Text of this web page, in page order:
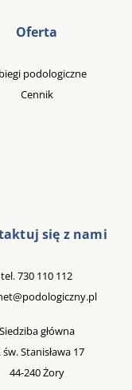
Oferta
podologiczne
Cennik
się z nami
tel.730 110 112
Siedziba główna
św. Stanisława 17
44-240 Żory